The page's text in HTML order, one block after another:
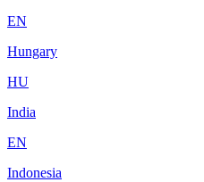
EN
Hungary
HU
India
EN
Indonesia